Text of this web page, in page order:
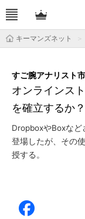
キーマンズネット
オンラインス
を確立するか？
すご腕アナリスト
DropboxやBoxな
登場したが、その
授する。